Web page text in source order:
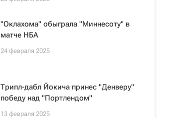
"Оклахома" обыграла "Миннесоту" в
матче НБА
24 февраля 2025
Трипл-дабл Йокича принес "Денверу"
победу над "Портлендом"
13 февраля 2025